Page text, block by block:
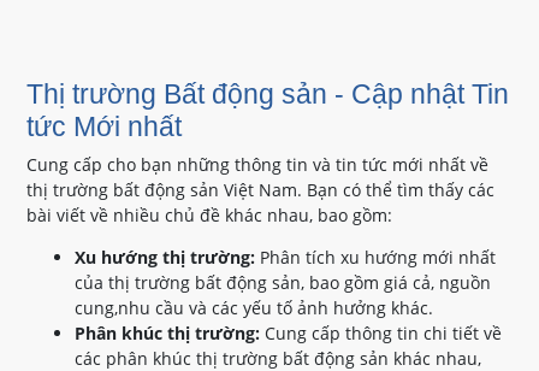
Thị trường Bất động sản - Cập nhật Tin
tức Mới nhất
Cung cấp cho bạn những thông tin và tin tức mới nhất về
thị trường bất động sản Việt Nam. Bạn có thể tìm thấy các
bài viết về nhiều chủ đề khác nhau, bao gồm:
Xu hướng thị trường: Phân tích xu hướng mới nhất
của thị trường bất động sản, bao gồm giá cả, nguồn
cung,nhu cầu và các yếu tố ảnh hưởng khác.
Phân khúc thị trường: Cung cấp thông tin chi tiết về
các phân khúc thị trường bất động sản khác nhau,